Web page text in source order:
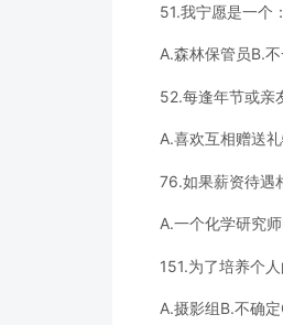
51.我宁愿是一个：
A.森林保管员B.
52.每逢年节或亲
A.喜欢互相赠送
76.如果薪资待遇
A.一个化学研究
151.为了培养个
A.摄影组B.不确